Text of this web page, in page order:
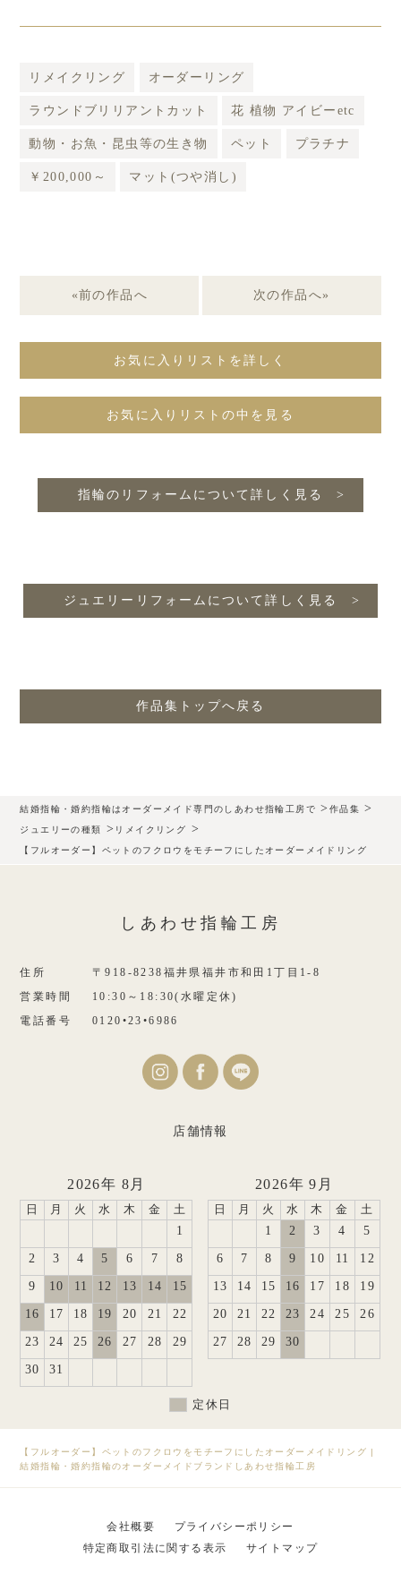
【フルオーダー】ペットのフクロウをモチーフにしたオーダーメイドリング |
結婚指輪・婚約指輪のオーダーメイドブランドしあわせ指輪工房
リメイクリング オーダーリング
ラウンドブリリアントカット 花 植物 アイビーetc
動物・お魚・昆虫等の生き物 ペット プラチナ
￥200,000～ マット(つや消し)
«前の作品へ 次の作品へ»
お気に入りリストを詳しく
お気に入りリストの中を見る
指輪のリフォームについて詳しく見る
ジュエリーリフォームについて詳しく見る
作品集トップへ戻る
結婚指輪・婚約指輪はオーダーメイド専門のしあわせ指輪工房で > 作品集 >
ジュエリーの種類 > リメイクリング >
【フルオーダー】ペットのフクロウをモチーフにしたオーダーメイドリング
しあわせ指輪工房
住所
〒918-8238福井県福井市和田1丁目1-8
営業時間
10:30～18:30(水曜定休)
電話番号
0120•23•6986
店舗情報
2026年 8月
日 月 火 水 木 金 土
1
2 3 4 5 6 7 8
9 10 11 12 13 14 15
16 17 18 19 20 21 22
23 24 25 26 27 28 29
30 31
2026年 9月
日 月 火 水 木 金 土
1 2 3 4 5
6 7 8 9 10 11 12
13 14 15 16 17 18 19
20 21 22 23 24 25 26
27 28 29 30
定休日
会社概要
プライバシーポリシー
特定商取引法に関する表示
サイトマップ